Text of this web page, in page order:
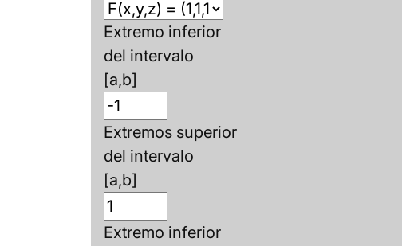
Extremo inferior
del intervalo
[a,b]
Extremos superior
del intervalo
[a,b]
Extremo inferior